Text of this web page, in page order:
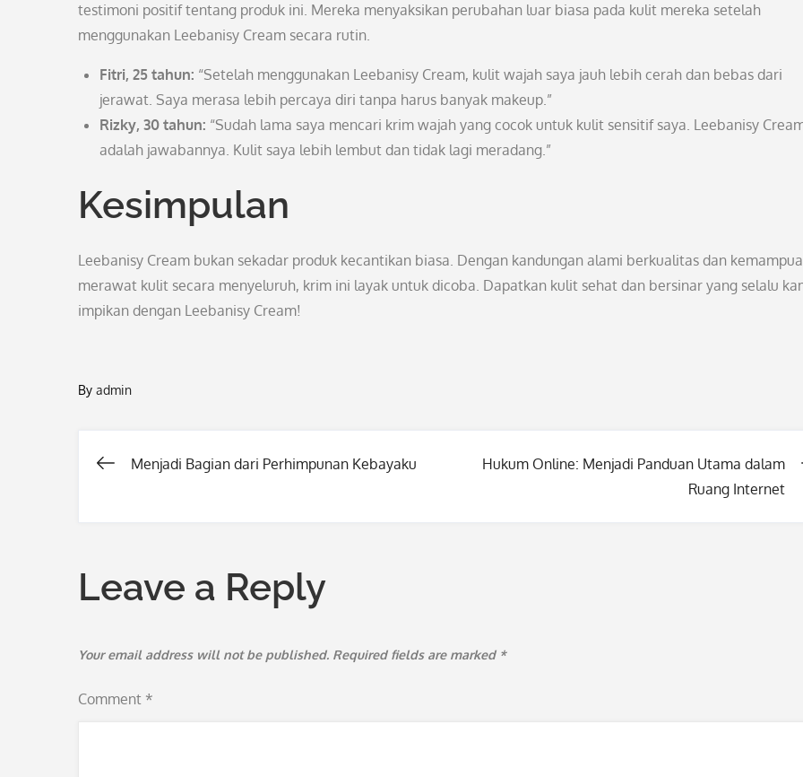
testimoni positif tentang produk ini. Mereka menyaksikan perubahan luar biasa pada kulit mereka setelah
menggunakan Leebanisy Cream secara rutin.
Fitri, 25 tahun: “Setelah menggunakan Leebanisy Cream, kulit wajah saya jauh lebih cerah dan bebas dari
jerawat. Saya merasa lebih percaya diri tanpa harus banyak makeup.”
Rizky, 30 tahun: “Sudah lama saya mencari krim wajah yang cocok untuk kulit sensitif saya. Leebanisy
adalah jawabannya. Kulit saya lebih lembut dan tidak lagi meradang.”
Kesimpulan
Leebanisy Cream bukan sekadar produk kecantikan biasa. Dengan kandungan alami berkualitas dan
merawat kulit secara menyeluruh, krim ini layak untuk dicoba. Dapatkan kulit sehat dan bersinar yang selalu
impikan dengan Leebanisy Cream!
By admin
Post
Menjadi Bagian dari Perhimpunan Kebayaku
Hukum Online: Menjadi Panduan Utama dalam
Ruang Internet
Leave a Reply
Your email address will not be published. Required fields are marked *
Comment *